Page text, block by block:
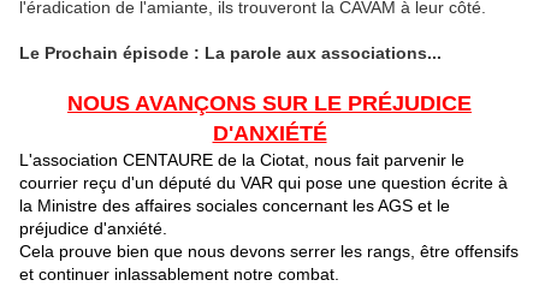
l'éradication de l'amiante, ils trouveront la CAVAM à leur côté.
Le Prochain épisode : La parole aux associations...
NOUS AVANÇONS SUR LE PRÉJUDICE
D'ANXIÉTÉ
L'association CENTAURE de la Ciotat, nous fait parvenir le
courrier reçu d'un député du VAR qui pose une question écrite à
la Ministre des affaires sociales concernant les AGS et le
préjudice d'anxiété.
Cela prouve bien que nous devons serrer les rangs, être offensifs
et continuer inlassablement notre combat.